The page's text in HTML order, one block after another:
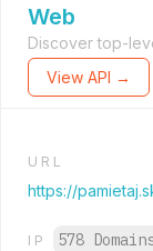
Web
Discover top-
View API →
URL
https://
IP 578